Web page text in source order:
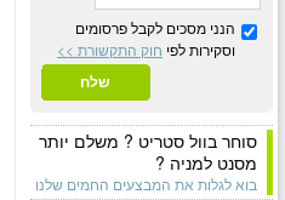
הנני מסכים לקבל פרסומים
וסקירות לפי חוק התקשורת >>
שלח
סוחר בוול סטריט ? משלם יותר
מסנט למניה ?
בוא לגלות את המבצעים החמים שלנו